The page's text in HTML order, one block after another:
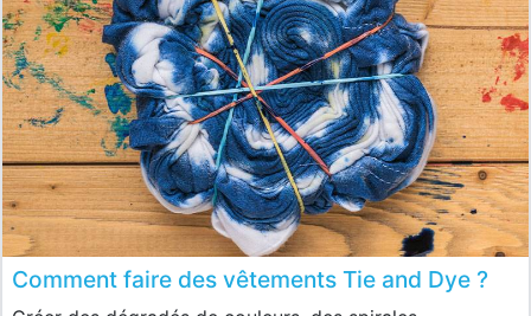
Comment faire des vêtements Tie and Dye ?